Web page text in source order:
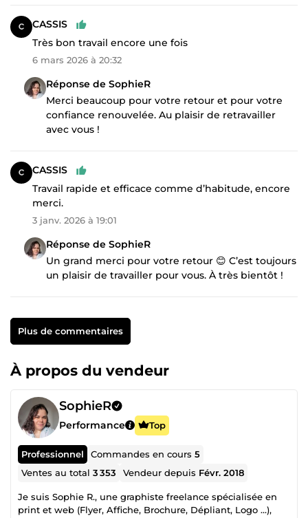
CASSIS
Très bon travail encore une fois
6 mars 2026 à 20:32
Réponse de SophieR
Merci beaucoup pour votre retour et pour votre
confiance renouvelée. Au plaisir de retravailler
avec vous !
CASSIS
Travail rapide et efficace comme d’habitude, encore
merci.
3 janv. 2026 à 19:01
Réponse de SophieR
Un grand merci pour votre retour 😊 C’est toujours
un plaisir de travailler pour vous. À très bientôt !
Plus de commentaires
À propos du vendeur
SophieR
Performance Top
Professionnel Commandes en cours5
Ventes au total3 353 Vendeur depuis Févr. 2018
Je suis Sophie R., une graphiste freelance spécialisée en
print et web (Flyer, Affiche, Brochure, Dépliant, Logo ...),